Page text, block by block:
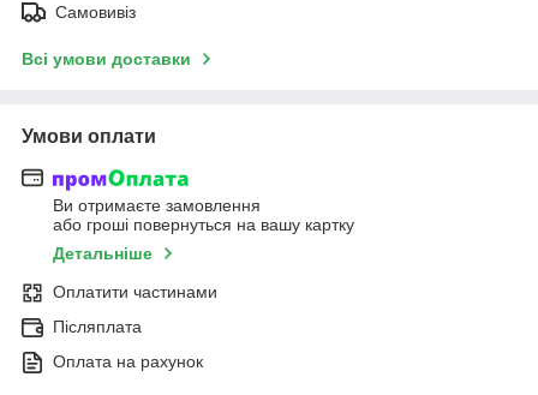
Самовивіз
Всі умови доставки
Умови оплати
Ви отримаєте замовлення
або гроші повернуться на вашу картку
Детальніше
Оплатити частинами
Післяплата
Оплата на рахунок